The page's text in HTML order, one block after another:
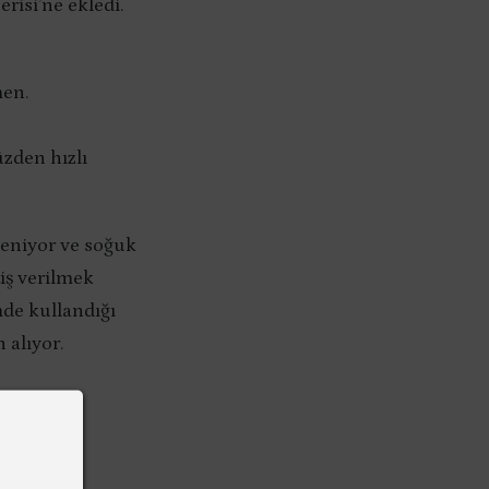
ekledi.
hızlı
ve soğuk
verilmek
kullandığı
alıyor.